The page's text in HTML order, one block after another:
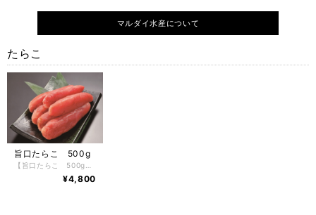
マルダイ水産について
たらこ
旨口たらこ 500g
¥4,800